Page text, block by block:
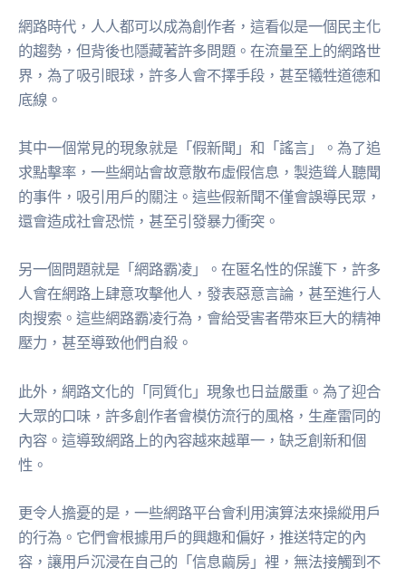
網路時代，人人都可以成為創作者，這看似是一個民主化
的趨勢，但背後也隱藏著許多問題。在流量至上的網路世
界，為了吸引眼球，許多人會不擇手段，甚至犧牲道德和
底線。
其中一個常見的現象就是「假新聞」和「謠言」。為了追
求點擊率，一些網站會故意散布虛假信息，製造聳人聽聞
的事件，吸引用戶的關注。這些假新聞不僅會誤導民眾，
還會造成社會恐慌，甚至引發暴力衝突。
另一個問題就是「網路霸凌」。在匿名性的保護下，許多
人會在網路上肆意攻擊他人，發表惡意言論，甚至進行人
肉搜索。這些網路霸凌行為，會給受害者帶來巨大的精神
壓力，甚至導致他們自殺。
此外，網路文化的「同質化」現象也日益嚴重。為了迎合
大眾的口味，許多創作者會模仿流行的風格，生產雷同的
內容。這導致網路上的內容越來越單一，缺乏創新和個
性。
更令人擔憂的是，一些網路平台會利用演算法來操縱用戶
的行為。它們會根據用戶的興趣和偏好，推送特定的內
容，讓用戶沉浸在自己的「信息繭房」裡，無法接觸到不